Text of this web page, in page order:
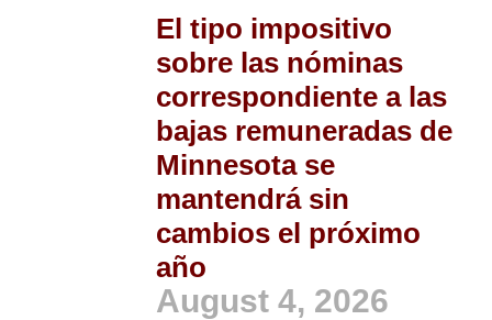
El tipo impositivo
sobre las nóminas
correspondiente a las
bajas remuneradas de
Minnesota se
mantendrá sin
cambios el próximo
año
August 4, 2026